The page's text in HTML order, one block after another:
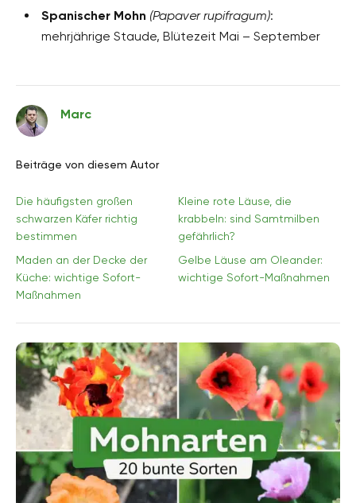
Spanischer Mohn (Papaver rupifragum):
mehrjährige Staude, Blütezeit Mai – September
Marc
Beiträge von diesem Autor
Die häufigsten großen
schwarzen Käfer richtig
bestimmen
Kleine rote Läuse, die
krabbeln: sind Samtmilben
gefährlich?
Maden an der Decke der
Küche: wichtige Sofort-
Maßnahmen
Gelbe Läuse am Oleander:
wichtige Sofort-Maßnahmen